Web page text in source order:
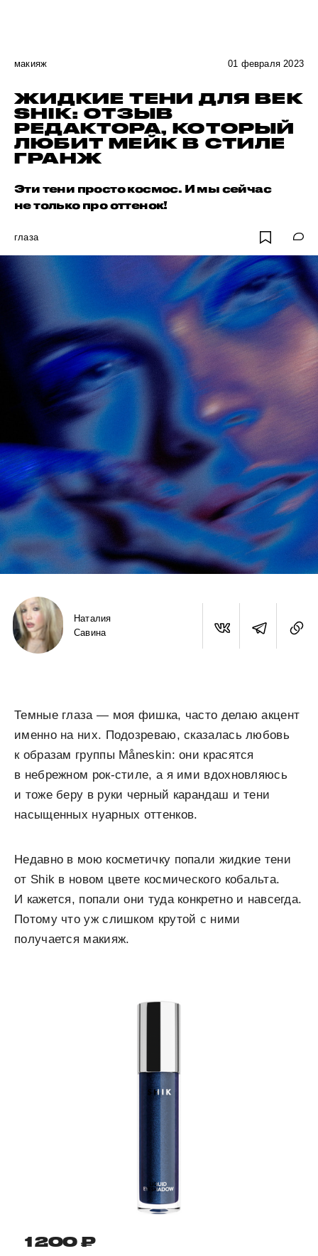
макияж 01 февраля 2023
ЖИДКИЕ ТЕНИ ДЛЯ ВЕК
SHIK: ОТЗЫВ
РЕДАКТОРА, КОТОРЫЙ
ЛЮБИТ МЕЙК В СТИЛЕ
ГРАНЖ
Эти тени просто космос. И мы сейчас
не только про оттенок!
глаза
Наталия
Савина
Темные глаза — моя фишка, часто делаю акцент
именно на них. Подозреваю, сказалась любовь
к образам группы Måneskin: они красятся
в небрежном рок-стиле, а я ими вдохновляюсь
и тоже беру в руки черный карандаш и тени
насыщенных нуарных оттенков.
Недавно в мою косметичку попали жидкие тени
от Shik в новом цвете космического кобальта.
И кажется, попали они туда конкретно и навсегда.
Потому что уж слишком крутой с ними
получается макияж.
1 200 ₽